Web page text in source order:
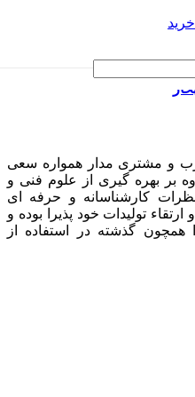
و مشتری مدار همواره سعی
بر بهره گیری از علوم فنی و
نظرات کارشناسانه و حرفه ای
تولیدات خود پذیرا بوده و
همچون گذشته در استفاده از